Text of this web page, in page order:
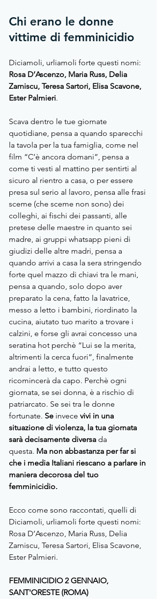
Chi erano le donne
vittime di femminicidio
Diciamoli, urliamoli forte questi nomi:
Rosa D’Ascenzo, Maria Russ, Delia
Zarniscu, Teresa Sartori, Elisa Scavone,
Ester Palmieri.
Scava dentro le tue giornate
quotidiane, pensa a quando sparecchi
la tavola per la tua famiglia, come nel
film “C’è ancora domani”, pensa a
come ti vesti al mattino per sentirti al
sicuro al rientro a casa, o per essere
presa sul serio al lavoro, pensa alle frasi
sceme (che sceme non sono) dei
colleghi, ai fischi dei passanti, alle
pretese delle maestre in quanto sei
madre, ai gruppi whatsapp pieni di
giudizi delle altre madri, pensa a
quando arrivi a casa la sera stringendo
forte quel mazzo di chiavi tra le mani,
pensa a quando, solo dopo aver
preparato la cena, fatto la lavatrice,
messo a letto i bambini, riordinato la
cucina, aiutato tuo marito a trovare i
calzini, e forse gli avrai concesso una
seratina hot perchè “Lui se la merita,
altrimenti la cerca fuori”, finalmente
andrai a letto, e tutto questo
ricomincerà da capo. Perchè ogni
giornata, se sei donna, è a rischio di
patriarcato. Se sei tra le donne
fortunate. Se invece vivi in una
situazione di violenza, la tua giornata
sarà decisamente diversa da
questa. Ma non abbastanza per far si
che i media Italiani riescano a parlare in
maniera decorosa del tuo
femminicidio.
Ecco come sono raccontati, quelli di
Diciamoli, urliamoli forte questi nomi:
Rosa D’Ascenzo, Maria Russ, Delia
Zarniscu, Teresa Sartori, Elisa Scavone,
Ester Palmieri.
FEMMINICIDIO 2 GENNAIO,
SANT'ORESTE (ROMA)